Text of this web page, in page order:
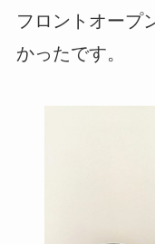
フロントオープ
かったです。